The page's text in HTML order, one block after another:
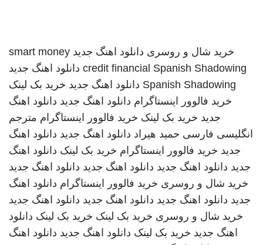
خرید شال و روسری دانلود اهنگ جدید smart money
credit financial Spanish Shadowing
دانلود اهنگ جدید
Spanish Shadowing دانلود اهنگ جدید خرید بک لینک
خرید فالوور اینستاگرام دانلود اهنگ جدید دانلود اهنگ
جدید خرید بک لینک خرید فالوور اینستاگرام مترجم
انگلیسی فارسی حمید هیراد دانلود اهنگ جدید دانلود اهنگ
جدید خرید فالوور اینستاگرام خرید بک لینک دانلود اهنگ
جدید دانلود اهنگ جدید دانلود اهنگ جدید دانلود اهنگ جدید
خرید شال و روسری خرید فالوور اینستاگرام دانلود اهنگ
جدید دانلود اهنگ جدید دانلود اهنگ جدید دانلود اهنگ جدید
خرید شال و روسری خرید بک لینک خرید بک لینک دانلود
اهنگ جدید خرید بک لینک دانلود اهنگ جدید دانلود اهنگ